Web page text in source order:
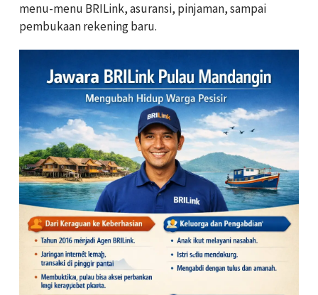
menu-menu BRILink, asuransi, pinjaman, sampai
pembukaan rekening baru.